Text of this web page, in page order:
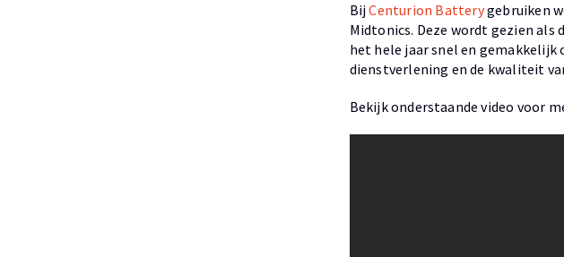
BijCenturion Batterygebruiken
Midtonics. Deze wordt gezien als
het hele jaar snel en
dienstverlening en de kwaliteit
Bekijk onderstaande video voor